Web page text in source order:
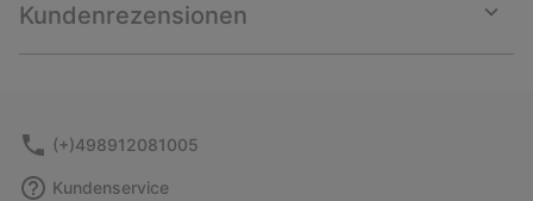
Kundenrezensionen
or
(+)498912081005
Kundenservice